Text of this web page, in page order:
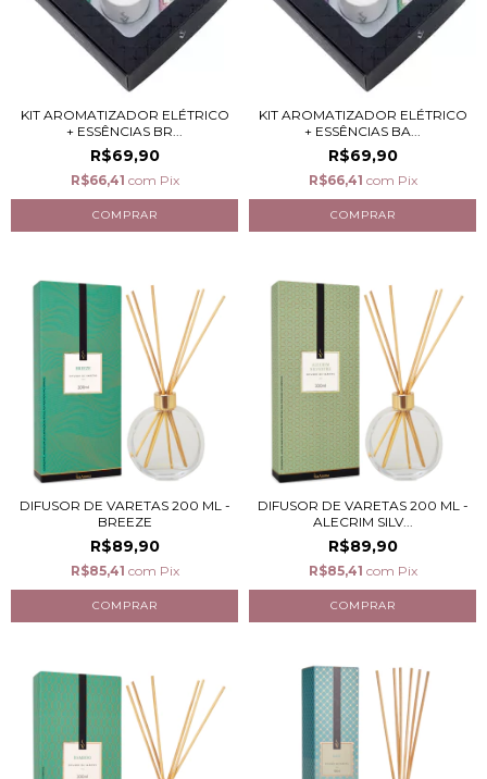
KIT AROMATIZADOR ELÉTRICO
+ ESSÊNCIAS BR...
R$69,90
R$66,41 com Pix
KIT AROMATIZADOR ELÉTRICO
+ ESSÊNCIAS BA...
R$69,90
R$66,41 com Pix
DIFUSOR DE VARETAS 200 ML -
BREEZE
R$89,90
R$85,41 com Pix
DIFUSOR DE VARETAS 200 ML -
ALECRIM SILV...
R$89,90
R$85,41 com Pix